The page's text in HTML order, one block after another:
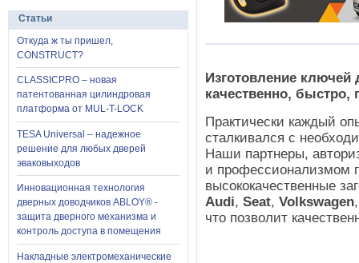
Изготовление
качественно, быстро,
Практически каждый
сталкивался с
Наши партнеры,
и профессионализмом
высококачественные
Aud i, Seat, Volkswagen
что позволит
Статьи
Откуда ж ты пришел,
CONSTRUCT?
CLASSICPRO – новая
патентованная цилиндровая
платформа от MUL-T-LOCK
TESA Universal – надежное
решение для любых дверей
эваковыходов
Инновационная технология
дверных доводчиков ABLOY® -
защита дверного механизма и
контроль доступа в помещения
Накладные электромеханические